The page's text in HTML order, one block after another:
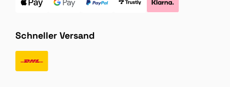
Schneller Versand